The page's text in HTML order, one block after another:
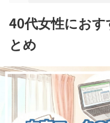
40代女性にお
とめ